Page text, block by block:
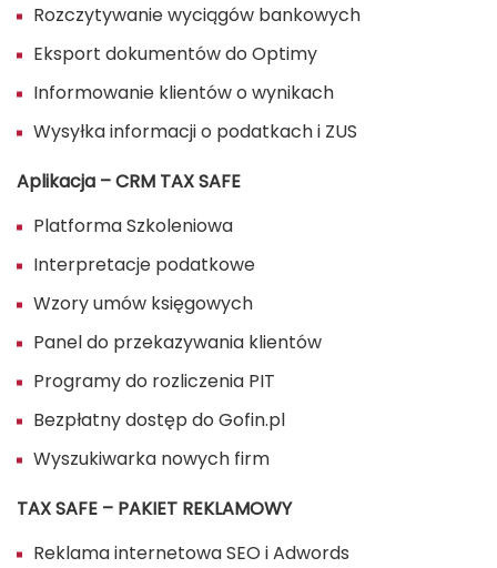
Rozczytywanie wyciągów bankowych
Eksport dokumentów do Optimy
Informowanie klientów o wynikach
Wysyłka informacji o podatkach i ZUS
Aplikacja – CRM TAX SAFE
Platforma Szkoleniowa
Interpretacje podatkowe
Wzory umów księgowych
Panel do przekazywania klientów
Programy do rozliczenia PIT
Bezpłatny dostęp do Gofin.pl
Wyszukiwarka nowych firm
TAX SAFE – PAKIET REKLAMOWY
Reklama internetowa SEO i Adwords